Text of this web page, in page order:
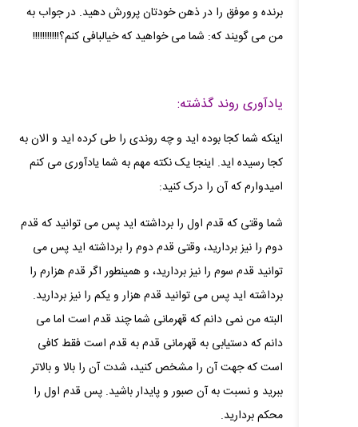
برنده و موفق را در ذهن خودتان پرورش دهید. در جواب به
من می‌ گویند که: شما می‌ خواهید که خیالبافی کنم؟!!!!!!!!!!!
یادآوری روند گذشته:
اینکه شما کجا بوده‌ اید و چه روندی را طی کرده‌ اید و الان به
کجا رسیده‌ اید. اینجا یک نکته مهم به شما یادآوری می‌ کنم
امیدوارم که آن را درک کنید:
شما وقتی که قدم اول را برداشته اید پس می‌ توانید که قدم
دوم را نیز بردارید، وقتی قدم دوم را برداشته‌ اید پس می‌
توانید قدم سوم را نیز بردارید، و همینطور اگر قدم هزارم را
برداشته‌ اید پس می‌ توانید قدم هزار و یکم را نیز بردارید.
البته من نمی‌ دانم که قهرمانی شما چند قدم است اما می‌
دانم که دستیابی به قهرمانی قدم به قدم است فقط کافی
است که جهت آن را مشخص کنید، شدت آن را بالا و بالاتر
ببرید و نسبت به آن صبور و پایدار باشید. پس قدم اول را
محکم بردارید.